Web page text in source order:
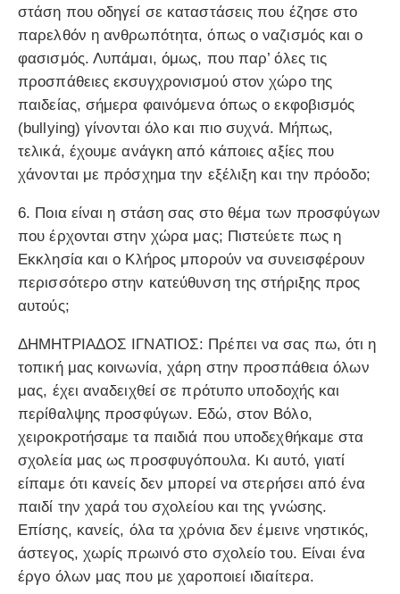
στάση που οδηγεί σε καταστάσεις που έζησε στο
παρελθόν η ανθρωπότητα, όπως ο ναζισμός και ο
φασισμός. Λυπάμαι, όμως, που παρ’ όλες τις
προσπάθειες εκσυγχρονισμού στον χώρο της
παιδείας, σήμερα φαινόμενα όπως ο εκφοβισμός
(bullying) γίνονται όλο και πιο συχνά. Μήπως,
τελικά, έχουμε ανάγκη από κάποιες αξίες που
χάνονται με πρόσχημα την εξέλιξη και την πρόοδο;
6. Ποια είναι η στάση σας στο θέμα των προσφύγων
που έρχονται στην χώρα μας; Πιστεύετε πως η
Εκκλησία και ο Κλήρος μπορούν να συνεισφέρουν
περισσότερο στην κατεύθυνση της στήριξης προς
αυτούς;
ΔΗΜΗΤΡΙΑΔΟΣ ΙΓΝΑΤΙΟΣ: Πρέπει να σας πω, ότι η
τοπική μας κοινωνία, χάρη στην προσπάθεια όλων
μας, έχει αναδειχθεί σε πρότυπο υποδοχής και
περίθαλψης προσφύγων. Εδώ, στον Βόλο,
χειροκροτήσαμε τα παιδιά που υποδεχθήκαμε στα
σχολεία μας ως προσφυγόπουλα. Κι αυτό, γιατί
είπαμε ότι κανείς δεν μπορεί να στερήσει από ένα
παιδί την χαρά του σχολείου και της γνώσης.
Επίσης, κανείς, όλα τα χρόνια δεν έμεινε νηστικός,
άστεγος, χωρίς πρωινό στο σχολείο του. Είναι ένα
έργο όλων μας που με χαροποιεί ιδιαίτερα.